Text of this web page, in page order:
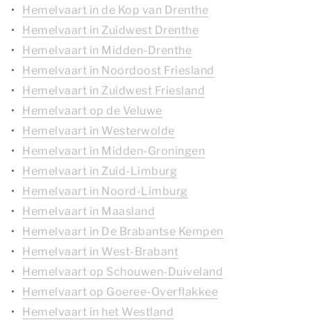
Hemelvaart in de Kop van Drenthe
Hemelvaart in Zuidwest Drenthe
Hemelvaart in Midden-Drenthe
Hemelvaart in Noordoost Friesland
Hemelvaart in Zuidwest Friesland
Hemelvaart op de Veluwe
Hemelvaart in Westerwolde
Hemelvaart in Midden-Groningen
Hemelvaart in Zuid-Limburg
Hemelvaart in Noord-Limburg
Hemelvaart in Maasland
Hemelvaart in De Brabantse Kempen
Hemelvaart in West-Brabant
Hemelvaart op Schouwen-Duiveland
Hemelvaart op Goeree-Overflakkee
Hemelvaart in het Westland